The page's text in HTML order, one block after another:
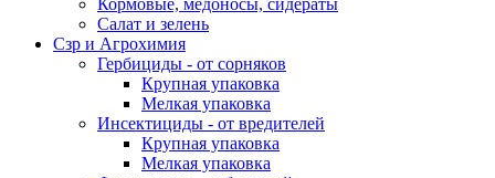
Кормовые, медоносы, сидераты
Салат и зелень
Сзр и Агрохимия
Гербициды - от сорняков
Крупная упаковка
Мелкая упаковка
Инсектициды - от вредителей
Крупная упаковка
Мелкая упаковка